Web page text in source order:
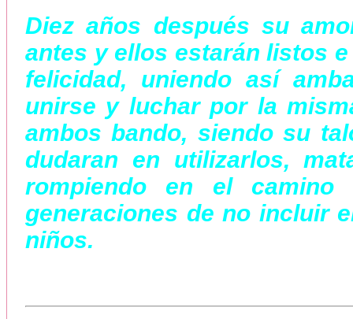
Diez años después su
antes y ellos estarán listos
felicidad, uniendo así
unirse y luchar por la
ambos bando, siendo su
dudaran en utilizarlos,
rompiendo en el camino
generaciones de no incluir
niños.